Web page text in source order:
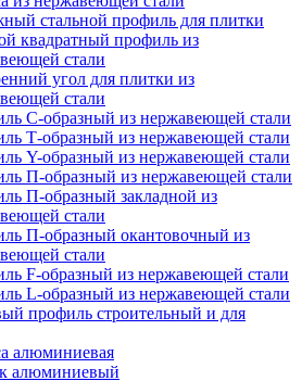
стальной профиль для плитки
квадратный профиль из
стали
угол для плитки из
стали
C-образный из нержавеющей стали
Т-образный из нержавеющей стали
Y-образный из нержавеющей стали
П-образный из нержавеющей стали
П-образный закладной из
стали
П-образный окантовочный из
стали
F-образный из нержавеющей стали
L-образный из нержавеющей стали
профиль строительный и для
алюминиевая
алюминиевый